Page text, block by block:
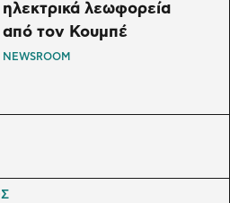
ηλεκτρικά λεωφορεία
από τον Κουμπέ
NEWSROOM